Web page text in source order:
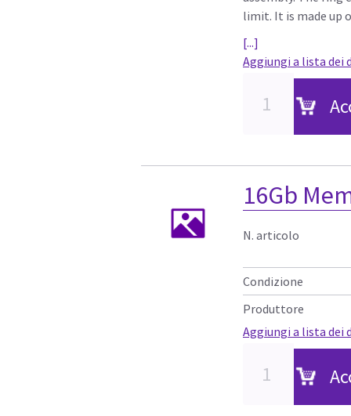
limit. It is made up
[...]
Aggiungi a lista dei
16Gb
N. articolo
Condizione
Produttore
Aggiungi a lista dei